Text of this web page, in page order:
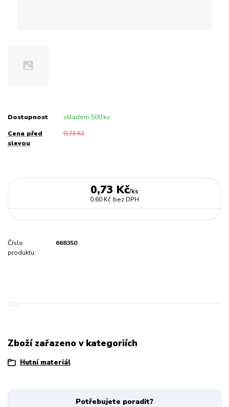
Dostupnost skladem 500 ks
Cena před
slevou
0,73 Kč
0,73 Kč/ks
0,60 Kč bez DPH
Číslo
produktu:
668350
Zboží zařazeno v kategoriích
Hutní materiál
Potřebujete poradit?